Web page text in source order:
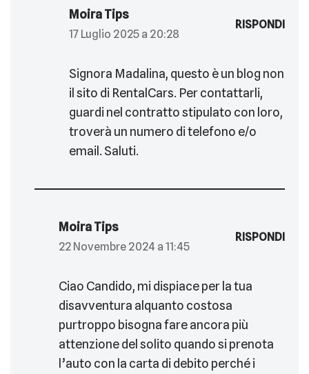
Moira Tips
17 Luglio 2025 a 20:28
RISPONDI
Signora Madalina, questo è un blog non
il sito di RentalCars. Per contattarli,
guardi nel contratto stipulato con loro,
troverà un numero di telefono e/o
email. Saluti.
Moira Tips
22 Novembre 2024 a 11:45
RISPONDI
Ciao Candido, mi dispiace per la tua
disavventura alquanto costosa
purtroppo bisogna fare ancora più
attenzione del solito quando si prenota
l’auto con la carta di debito perché i